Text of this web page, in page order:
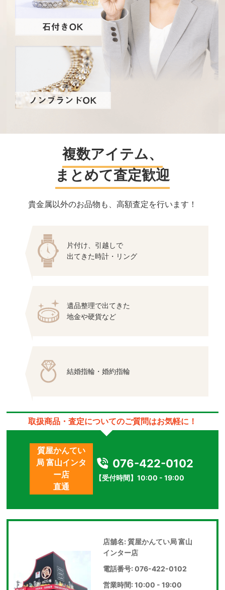
複数アイテム、
まとめて査定歓迎
貴金属以外のお品物も、高額査定を行います！
片付け、引越しで
出てきた時計・リング
遺品整理で出てきた
地金や硬貨など
結婚指輪・婚約指輪
取扱商品・査定についてのご質問はお気軽に！
質屋かんてい
局 富山インタ
ー店
直通
076-422-0102
【受付時間】10:00 - 19:00
店舖名: 質屋かんてい局 富山
インター店
電話番号: 076-422-0102
営業時間: 10:00 - 19:00